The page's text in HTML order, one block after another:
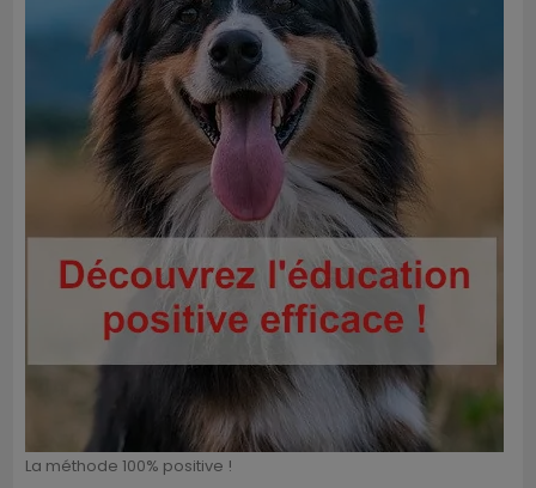
La méthode 100% positive !